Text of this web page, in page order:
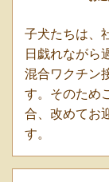
子犬たちは、
日戯れながら
混合ワクチン
す。そのため
合、改めてお
す。